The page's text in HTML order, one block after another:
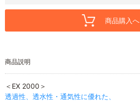
商品購入へ
商品説明
＜EX 2000＞
透過性、透水性・通気性に優れた、